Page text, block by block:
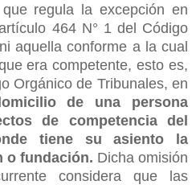
regula la excepción en
464 N° 1 del Código
aquella conforme a la cual
era competente, esto es,
Orgánico de Tribunales, en
de una persona
de competencia del
tiene su asiento la
o fundación. Dicha omisión
considera que las